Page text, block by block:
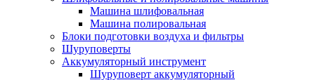
Машина шлифовальная
Машина полировальная
Блоки подготовки воздуха и фильтры
Шуруповерты
Аккумуляторный инструмент
Шуруповерт аккумуляторный